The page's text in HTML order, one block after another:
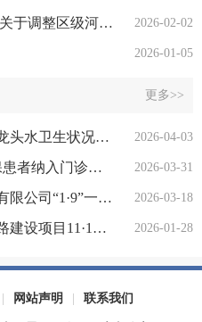
巴中市恩阳区总河长办公室 关于调整区级河长及区总河长办公室成员单位的通知 2026-02-02
2026-01-05
更多>>
2026年第一季度恩阳区城市龙头水卫生状况信息公开表 2026-04-03
2026年1季度新增1596名参保患者纳入门诊慢性特殊疾病管理 2026-03-31
恩阳文治河南典慕建筑工程有限公司“1·9”一般跌落事故调查报告 2026-03-18
恩阳明阳小微企业园配套道路建设项目11·18一般物体打击事故调查报告 2026-01-28
网站声明 联系我们